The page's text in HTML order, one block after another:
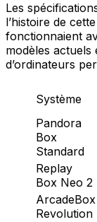
Les
l’histoire de
fonctionnaient
modèles actuels
d’ordinateurs
Système
Pandora
Box
Standard
Replay
Box Neo 2
ArcadeBox
Revolution